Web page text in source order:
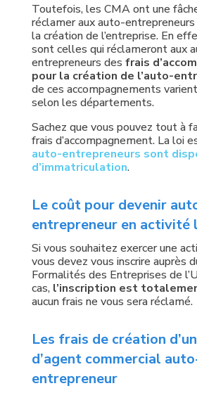
Toutefois, les CMA ont une
réclamer aux auto-
la création de l’entreprise. En
sont celles qui réclameront aux
entrepreneurs des frais
pour la création de l’auto-
de ces accompagnements varient
selon les départements.
Sachez que vous pouvez tout à
frais d’accompagnement. La loi
auto-entrepreneurs sont
d’immatriculation.
Le coût pour devenir
entrepreneur en activité
Si vous souhaitez exercer une
vous devez vous inscrire auprès
Formalités des Entreprises de
cas, l’inscription est
aucun frais ne vous sera réclamé.
Les frais de création
d’agent commercial
entrepreneur